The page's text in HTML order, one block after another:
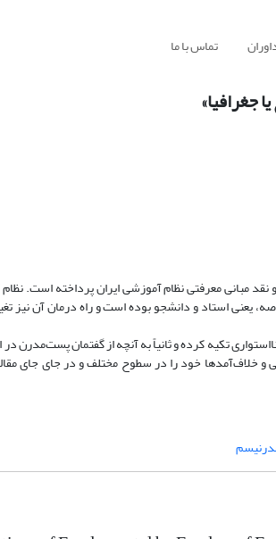
تماس با ما
جغرافیا»
نقد مبانی معرفتی نظام آموزشی ایران پرداخته است.
استاد و دانشجو بوده است و راه‌ درمان آن نیز
تکیه کرده و ثانیاً به آنچه از گفتمان پست‌مدرن در
و خلاف‌آمد‌ها خود را در سطوح مختلف و در جای جای